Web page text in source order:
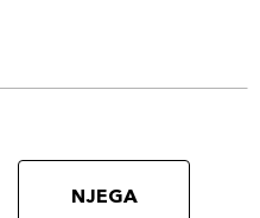
NJEGA